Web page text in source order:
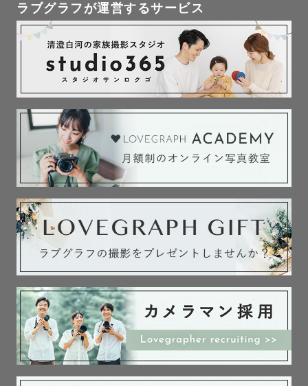
ラブグラフが運営するサービス